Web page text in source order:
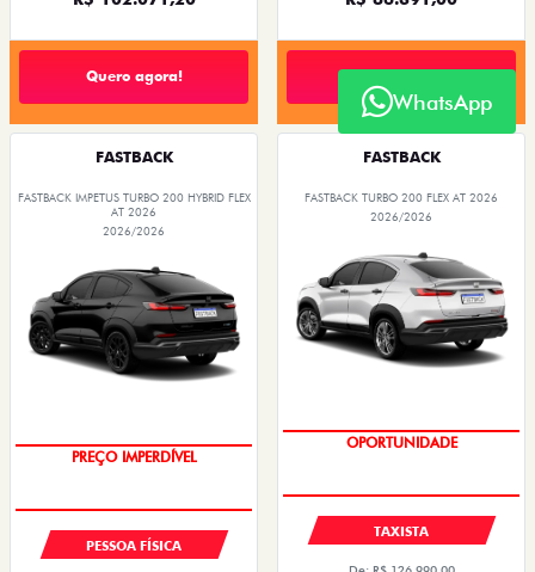
Quero agora!
FASTBACK
FASTBACK IMPETUS TURBO 200 HYBRID FLEX
AT 2026
2026/2026
PREÇO IMPERDÍVEL
PESSOA FÍSICA
FASTBACK
FASTBACK TURBO 200 FLEX AT 2026
2026/2026
OPORTUNIDADE
TAXISTA
WhatsApp